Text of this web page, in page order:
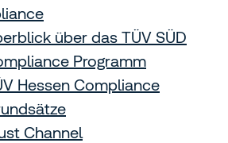
über das TÜV SÜD
Programm
Hessen Compliance
Channel